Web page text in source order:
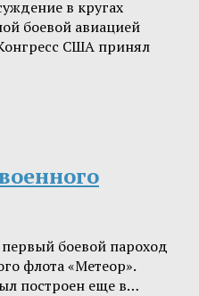
в кругах
боевой авиацией
США принял
боевой пароход
флота «Метеор».
построен еще в…